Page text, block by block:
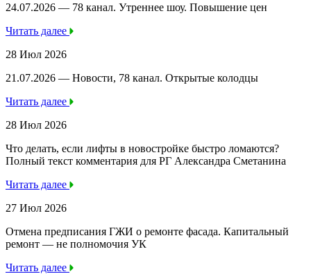
24.07.2026 — 78 канал. Утреннее шоу. Повышение цен
Читать далее
28 Июл 2026
21.07.2026 — Новости, 78 канал. Открытые колодцы
Читать далее
28 Июл 2026
Что делать, если лифты в новостройке быстро ломаются?
Полный текст комментария для РГ Александра Сметанина
Читать далее
27 Июл 2026
Отмена предписания ГЖИ о ремонте фасада. Капитальный
ремонт — не полномочия УК
Читать далее